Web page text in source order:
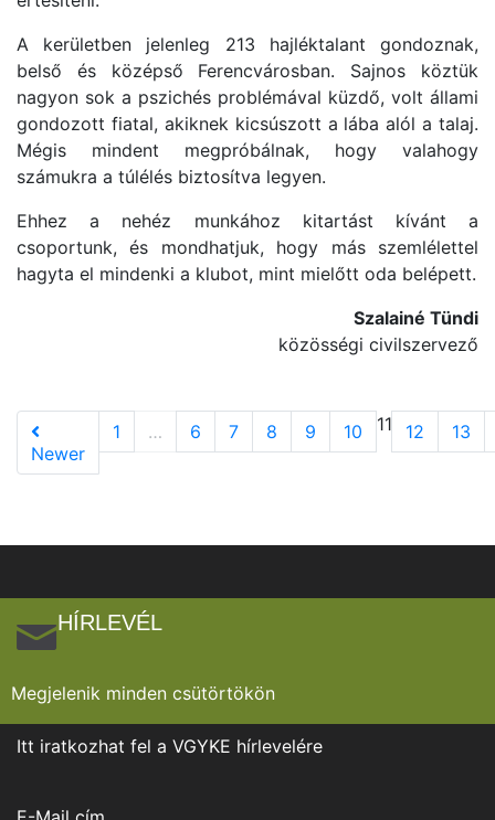
A kerületben jelenleg 213 hajléktalant gondoznak,
belső és középső Ferencvárosban. Sajnos köztük
nagyon sok a pszichés problémával küzdő, volt állami
gondozott fiatal, akiknek kicsúszott a lába alól a talaj.
Mégis mindent megpróbálnak, hogy valahogy
számukra a túlélés biztosítva legyen.
Ehhez a nehéz munkához kitartást kívánt a
csoportunk, és mondhatjuk, hogy más szemlélettel
hagyta el mindenki a klubot, mint mielőtt oda belépett.
Szalainé Tündi
közösségi civilszervező
Newer
1 … 6 7 8 9 10 11 12 13
HÍRLEVÉL
Megjelenik minden csütörtökön
Itt iratkozhat fel a VGYKE hírlevelére